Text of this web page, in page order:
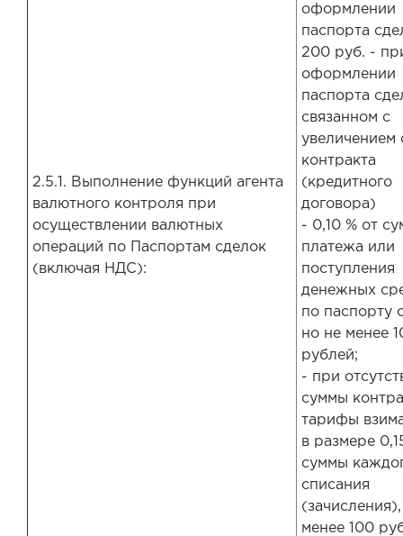
2.5.1. Выполнение функций агента
валютного контроля при
осуществлении валютных
операций по Паспортам сделок
(включая НДС):
оформлении
паспорта
200 руб. -
оформлении
паспорта
связанном с
увеличением
контракта
(кредитного
договора)
- 0,10 % от
платежа или
поступления
денежных
по паспорту
но не менее
рублей;
- при
суммы
тарифы
в размере
суммы
списания
менее 100